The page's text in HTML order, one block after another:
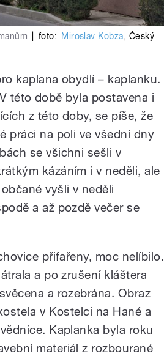
foto: Miroslav Kobza, Český
kaplana obydlí – kaplanku.
této době byla postavena i
z této doby, se píše, že
práci na poli ve všední dny
se všichni sešli v
kázáním i v neděli, ale
vyšli v neděli
a až pozdě večer se
přifařeny, moc nelíbilo.
a po zrušení kláštera
a rozebrána. Obraz
v Kostelci na Hané a
Kaplanka byla roku
materiál z rozbourané